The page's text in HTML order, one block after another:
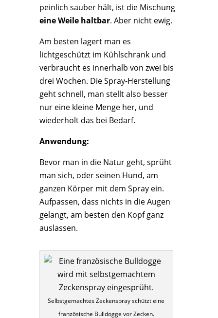
peinlich sauber hält, ist die Mischung
eine Weile haltbar. Aber nicht ewig.
Am besten lagert man es
lichtgeschützt im Kühlschrank und
verbraucht es innerhalb von zwei bis
drei Wochen. Die Spray-Herstellung
geht schnell, man stellt also besser
nur eine kleine Menge her, und
wiederholt das bei Bedarf.
Anwendung:
Bevor man in die Natur geht, sprüht
man sich, oder seinen Hund, am
ganzen Körper mit dem Spray ein.
Aufpassen, dass nichts in die Augen
gelangt, am besten den Kopf ganz
auslassen.
Selbstgemachtes Zeckenspray schützt eine
französische Bulldogge vor Zecken.